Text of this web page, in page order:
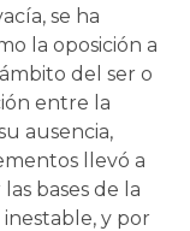
se ha
la oposición a
del ser o
entre la
ausencia,
llevó a
bases de la
y por